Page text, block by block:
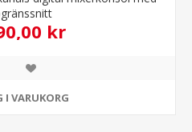
kr
I VARUKORG